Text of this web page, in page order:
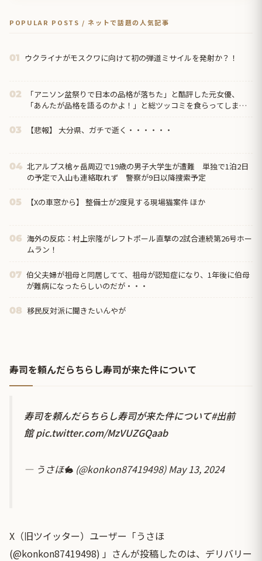
POPULAR POSTS / ネットで話題の人気記事
01 ウクライナがモスクワに向けて初の弾道ミサイルを発射か？！
02
「アニソン盆祭りで日本の品格が落ちた」と酷評した元女優、
「あんたが品格を語るのかよ！」と総ツッコミを食らってしま
03 【悲報】 大分県、ガチで逝く・・・・・・
04 北アルプス槍ヶ岳周辺で19歳の男子大学生が遭難 単独で1泊2日
の予定で入山も連絡取れず 警察が9日以降捜索予定
05 【Xの車窓から】 整備士が2度見する現場猫案件 ほか
06 海外の反応：村上宗隆がレフトポール直撃の2試合連続第26号ホー
ムラン！
07 伯父夫婦が祖母と同居してて、祖母が認知症になり、1年後に伯母
が難病になったらしいのだが・・・
08 移民反対派に聞きたいんやが
寿司を頼んだらちらし寿司が来た件について
寿司を頼んだらちらし寿司が来た件について#出前
館 pic.twitter.com/MzVUZGQaab
— うさほ🐇 (@konkon87419498)May 13, 2024
X（旧ツイッター）ユーザー「うさほ
(@konkon87419498) 」さんが投稿したのは、デリバリー